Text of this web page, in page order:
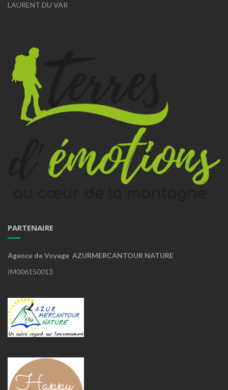
LAURENT DU VAR
PARTENAIRE
Agence de Voyage AZURMERCANTOUR NATURE
IM006150013